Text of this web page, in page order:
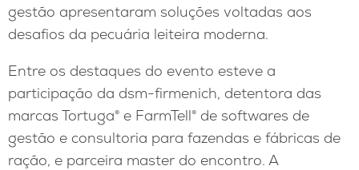
gestão apresentaram soluções voltadas aos
desafios da pecuária leiteira moderna.
Entre os destaques do evento esteve a
participação da dsm-firmenich, detentora das
marcas Tortuga® e FarmTell® de softwares de
gestão e consultoria para fazendas e fábricas de
ração, e parceira master do encontro. A